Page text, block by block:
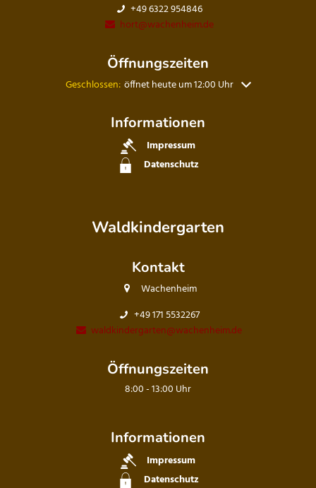
+49 6322 954846
hort@wachenheim.de
Öffnungszeiten
Klicken, um weitere Öffnungs- oder Schließzeiten
Geschlossen: öffnet heute um 12:00 Uhr
Informationen
Impressum
Datenschutz
Waldkindergarten
Kontakt
Wachenheim
+49 171 5532267
waldkindergarten@wachenheim.de
Öffnungszeiten
8:00 - 13:00 Uhr
Informationen
Impressum
Datenschutz